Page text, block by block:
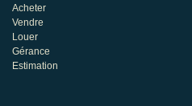
Acheter
Vendre
Louer
Gérance
Estimation